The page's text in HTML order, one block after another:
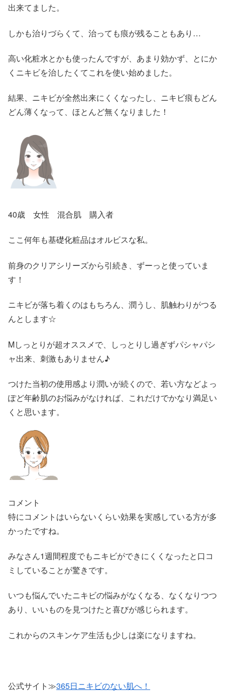
出来てました。
しかも治りづらくて、治っても痕が残ることもあり…
高い化粧水とかも使ったんですが、あまり効かず、とにか
くニキビを治したくてこれを使い始めました。
結果、ニキビが全然出来にくくなったし、ニキビ痕もどん
どん薄くなって、ほとんど無くなりました！
40歳 女性 混合肌 購入者
ここ何年も基礎化粧品はオルビスな私。
前身のクリアシリーズから引続き、ずーっと使っていま
す！
ニキビが落ち着くのはもちろん、潤うし、肌触わりがつる
んとします☆
Mしっとりが超オススメで、しっとりし過ぎずパシャパシ
ャ出来、刺激もありません♪
つけた当初の使用感より潤いが続くので、若い方などよっ
ぽど年齢肌のお悩みがなければ、これだけでかなり満足い
くと思います。
コメント
特にコメントはいらないくらい効果を実感している方が多
かったですね。
みなさん1週間程度でもニキビができにくくなったと口コ
ミしていることが驚きです。
いつも悩んでいたニキビの悩みがなくなる、なくなりつつ
あり、いいものを見つけたと喜びが感じられます。
これからのスキンケア生活も少しは楽になりますね。
公式サイト≫365日ニキビのない肌へ！